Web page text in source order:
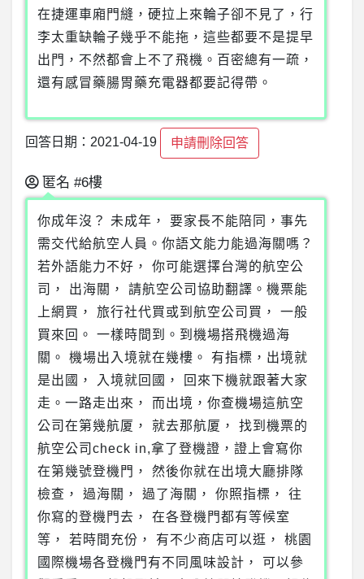
在捷運車廂門縫，硬拉上來輪子卻不見了，行
李太重缺輪子幾乎不能拖，這些都要不是提早
出門，不然都會上不了飛機。百密總有一疏，
還有感冒藥腸胃藥充電器都要記得帶。
回答日期：2021-04-19 申請刪除回答
匿名 #6樓
你成年沒？ 未成年， 要家長不能陪同，事先
需交代給航空人員。你語文能力能過海關嗎？
若外語能力不好， 你可能選擇台灣的航空公
司， 出海關， 請航空公司協助翻譯。機票能
上網買， 旅行社代買或到航空公司買， 一般
買來回。 一樣時間到。到機場搭飛機過海
關。 機場出入境就在幾樓。 有指標，出境就
是出國， 入境就回國， 回來下機就跟著大家
走。一路走出來， 而出境，你查機場這航空
公司在第幾航厦， 就去那航厦， 找到機票的
航空公司check in,拿了登機證，證上會寫你
在第幾號登機門， 然後你就在出境大廳排隊
檢查， 過海關， 過了海關， 你照指標， 往
你寫的登機門去， 在各登機門都有等候室
等， 若時間充份， 有不少商店可以逛， 桃園
國際機場各登機門有不同風味設計， 可以參